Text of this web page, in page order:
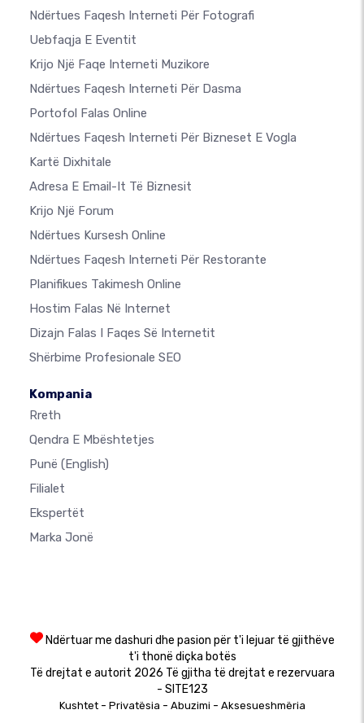
Ndërtues Faqesh Interneti Për Fotografi
Uebfaqja E Eventit
Krijo Një Faqe Interneti Muzikore
Ndërtues Faqesh Interneti Për Dasma
Portofol Falas Online
Ndërtues Faqesh Interneti Për Bizneset E Vogla
Kartë Dixhitale
Adresa E Email-It Të Biznesit
Krijo Një Forum
Ndërtues Kursesh Online
Ndërtues Faqesh Interneti Për Restorante
Planifikues Takimesh Online
Hostim Falas Në Internet
Dizajn Falas I Faqes Së Internetit
Shërbime Profesionale SEO
Kompania
Rreth
Qendra E Mbështetjes
Punë (English)
Filialet
Ekspertët
Marka Jonë
Ndërtuar me dashuri dhe pasion për t'i lejuar të gjithëve
t'i thonë diçka botës
Të drejtat e autorit 2026 Të gjitha të drejtat e rezervuara
- SITE123
Kushtet- Privatësia - Abuzimi - Aksesueshmëria